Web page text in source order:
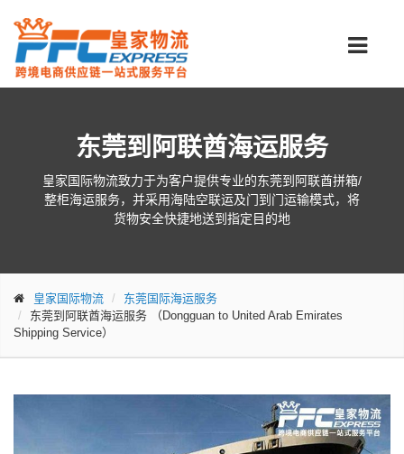
东莞到阿联酋海运服务
皇家国际物流致力于为客户提供专业的东莞到阿联酋拼箱/
整柜海运服务，并采用海陆空联运及门到门运输模式，将
货物安全快捷地送到指定目的地
皇家国际物流
东莞国际海运服务
东莞到阿联酋海运服务 （Dongguan to United Arab Emirates
Shipping Service）